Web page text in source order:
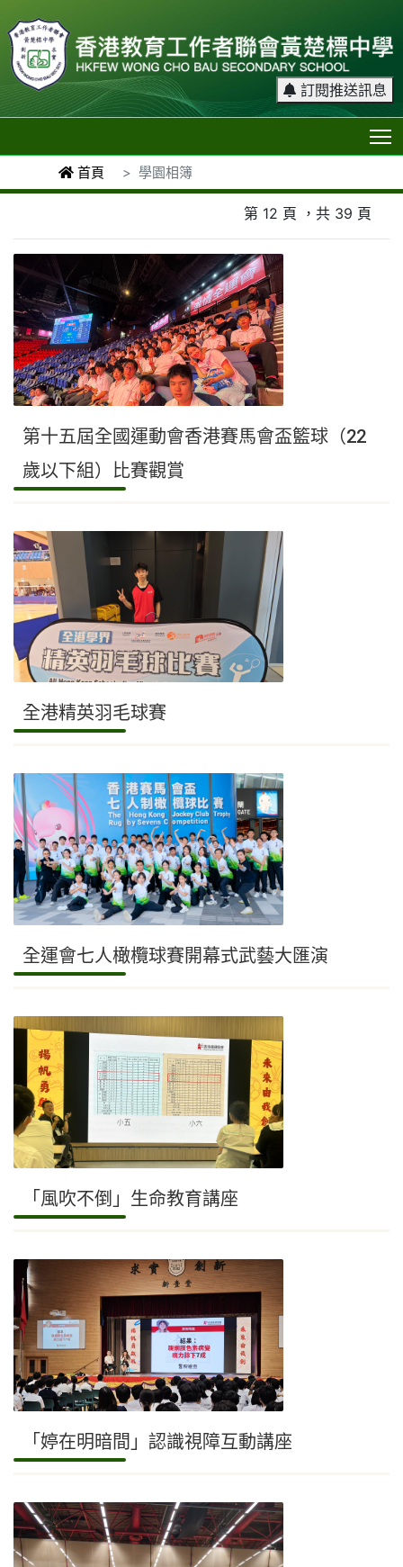
訂閱推送訊息
首頁 學園相簿
第 12 頁 ，共 39 頁
第十五屆全國運動會香港賽馬會盃籃球（22
歲以下組）比賽觀賞
全港精英羽毛球賽
全運會七人橄欖球賽開幕式武藝大匯演
「風吹不倒」生命教育講座
「婷在明暗間」認識視障互動講座